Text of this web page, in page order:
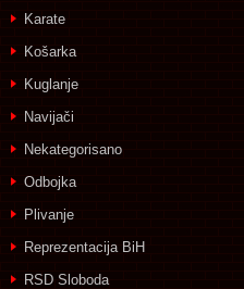
Karate
Košarka
Kuglanje
Navijači
Nekategorisano
Odbojka
Plivanje
Reprezentacija BiH
RSD Sloboda